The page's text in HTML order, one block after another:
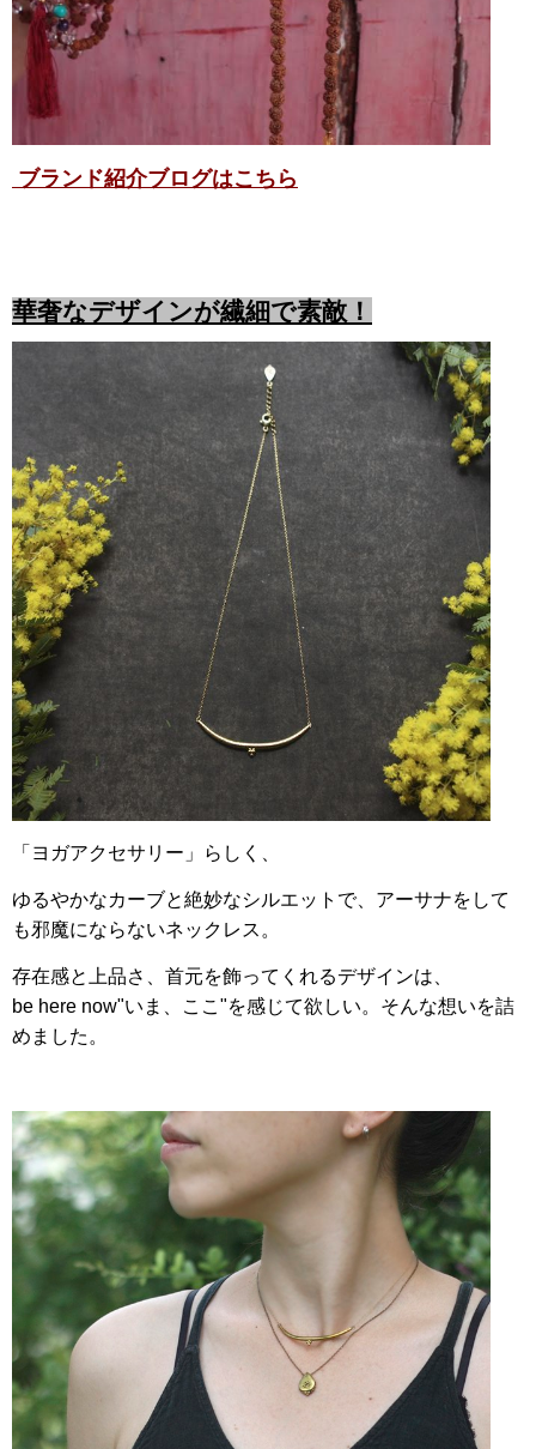
ブランド紹介ブログはこちら
華奢なデザインが繊細で素敵！
「ヨガアクセサリー」らしく、
ゆるやかなカーブと絶妙なシルエットで、 アーサナをして
も邪魔にならないネックレス。
存在感と上品さ、首元を飾ってくれるデザインは、
be here now"いま、ここ"を感じて欲しい。そんな想いを詰
めました。